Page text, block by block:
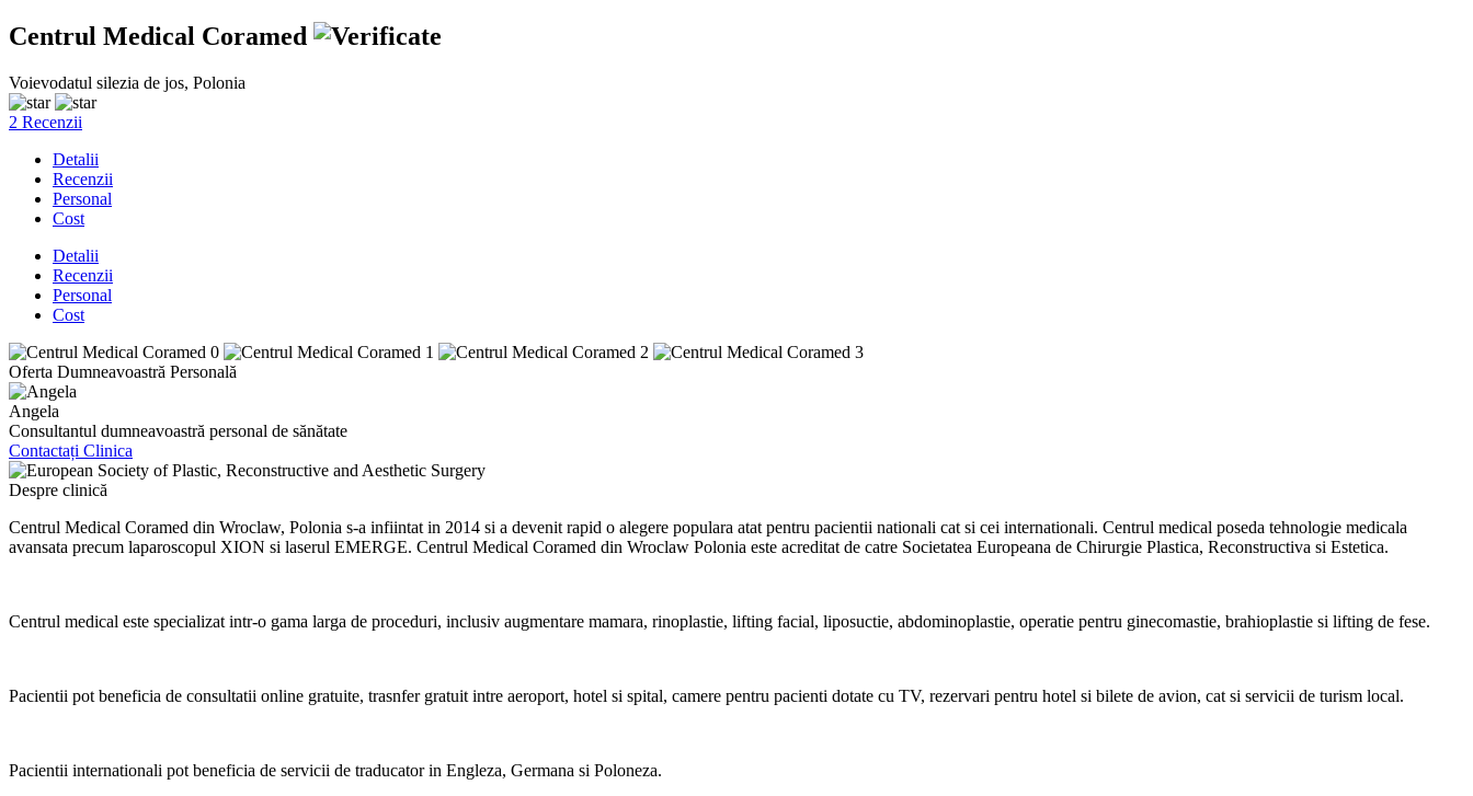
Centrul Medical Coramed
Voievodatul silezia de jos, Polonia
2 Recenzii
Detalii
Recenzii
Personal
Cost
Detalii
Recenzii
Personal
Cost
Oferta Dumneavoastră Personală
Angela
Consultantul dumneavoastră personal de sănătate
Contactați Clinica
Despre clinică
Centrul Medical Coramed din Wroclaw, Polonia s-a infiintat in 2014 si a devenit rapid o alegere populara atat pentru pacientii nationali cat si cei internationali. Centrul medical poseda tehnologie medicala
avansata precum laparoscopul XION si laserul EMERGE. Centrul Medical Coramed din Wroclaw Polonia este acreditat de catre Societatea Europeana de Chirurgie Plastica, Reconstructiva si Estetica.
Centrul medical este specializat intr-o gama larga de proceduri, inclusiv augmentare mamara, rinoplastie, lifting facial, liposuctie, abdominoplastie, operatie pentru ginecomastie, brahioplastie si lifting de fese.
Pacientii pot beneficia de consultatii online gratuite, trasnfer gratuit intre aeroport, hotel si spital, camere pentru pacienti dotate cu TV, rezervari pentru hotel si bilete de avion, cat si servicii de turism local.
Pacientii internationali pot beneficia de servicii de traducator in Engleza, Germana si Poloneza.